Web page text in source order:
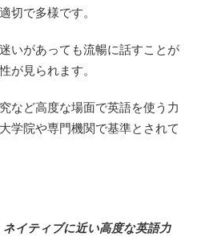
切で多様です。
いがあっても流暢に話すことが
が見られます。
など高度な場面で英語を使う力
学院や専門機関で基準とされて
ネイティブに近い高度な英語力